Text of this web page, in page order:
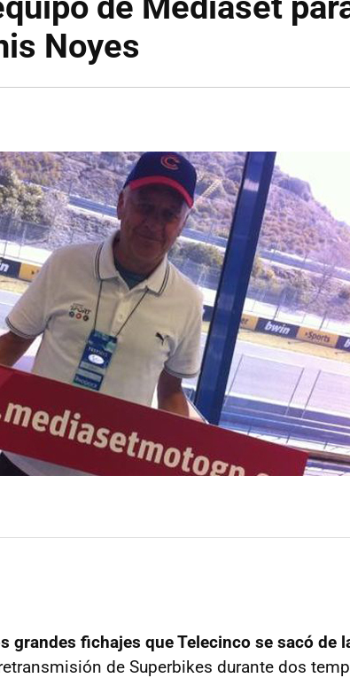
Noyes
grandes fichajes que Telecinco se sacó de
de Superbikes durante dos